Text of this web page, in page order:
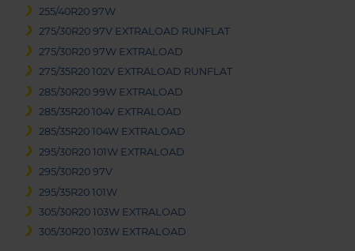
255/40R20 97W
275/30R20 97V EXTRALOAD RUNFLAT
275/30R20 97W EXTRALOAD
275/35R20 102V EXTRALOAD RUNFLAT
285/30R20 99W EXTRALOAD
285/35R20 104V EXTRALOAD
285/35R20 104W EXTRALOAD
295/30R20 101W EXTRALOAD
295/30R20 97V
295/35R20 101W
305/30R20 103W EXTRALOAD
305/30R20 103W EXTRALOAD